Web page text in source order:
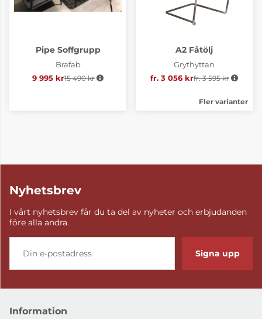
Pipe Soffgrupp
Brafab
9 995 kr Ordinarie pris:
15 490 kr
A2 Fåtölj
Grythyttan
fr. 3 056 krOrdinarie pris:
fr. 3 595 kr
Fler varianter
Nyhetsbrev
I vårt nyhetsbrev får du ta del av nyheter och erbjudanden
före alla andra.
Signa upp
Information